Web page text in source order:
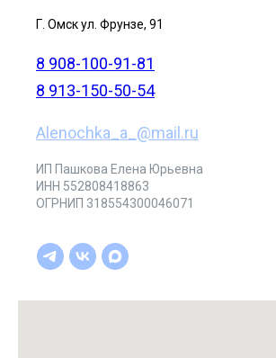
Г. Омск ул. Фрунзе, 91
8 908-100-91-81
8 913-150-50-54
Alenochka_a_@mail.ru
ИП Пашкова Елена Юрьевна
ИНН 552808418863
ОГРНИП 318554300046071